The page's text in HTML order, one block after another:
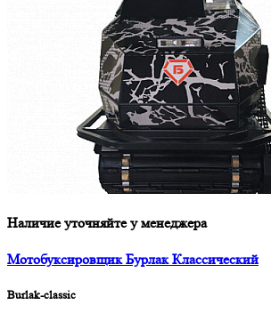
Наличие уточняйте у менеджера
Мотобуксировщик Бурлак Классический
Burlak-classic